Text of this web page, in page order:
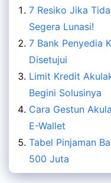
7 Resiko Jika
Segera Lunasi!
7 Bank Penyedia
Disetujui
Limit Kredit
Begini Solusinya
Cara Gestun
E-Wallet
Tabel Pinjaman
500 Juta